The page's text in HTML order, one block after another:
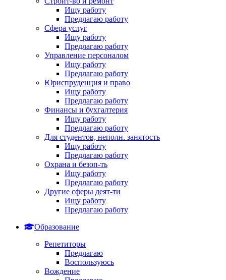
Ищу работу
Предлагаю работу
Сфера услуг
Ищу работу
Предлагаю работу
Управление персоналом
Ищу работу
Предлагаю работу
Юриспруденция и право
Ищу работу
Предлагаю работу
Финансы и бухгалтерия
Ищу работу
Предлагаю работу
Для студентов, неполн. занятость
Ищу работу
Предлагаю работу
Охрана и безоп-ть
Ищу работу
Предлагаю работу
Другие сферы деят-ти
Ищу работу
Предлагаю работу
Образование
Репетиторы
Предлагаю
Воспользуюсь
Вождение